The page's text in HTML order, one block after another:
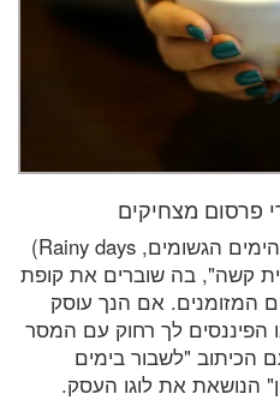
פרסום מצחיקים
בארה"ב מייחסים לרייני דייז (הימים הגשומים, Rainy days)
קשה", בה שוברים את קופת
המזומנים. אם הנך עוסק
לך רחוק עם המסר
הכיתוב "לשבור בימים
הנושאת את לוגו העסק.